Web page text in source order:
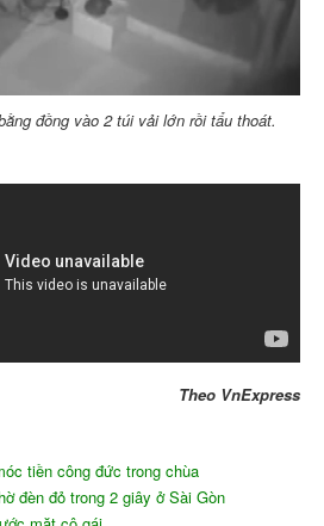
đồng vào 2 túi vải lớn rồi tẩu thoát.
Theo VnExpress
tiền công đức trong chùa
đèn đỏ trong 2 giây ở Sài Gòn